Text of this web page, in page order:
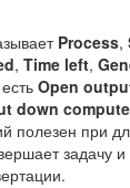
Process,
, Time left,
Open
down
полезен при
задачу